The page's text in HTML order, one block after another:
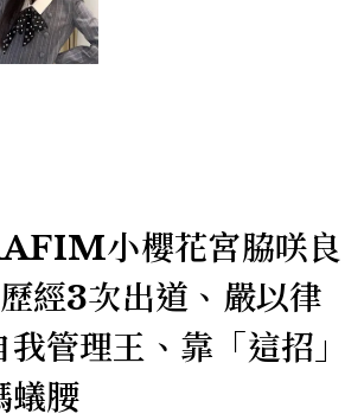
小櫻花宮脇咲良
經3次出道、嚴以律
管理王、靠「這招」
蟻腰